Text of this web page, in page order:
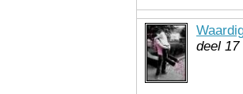
deel